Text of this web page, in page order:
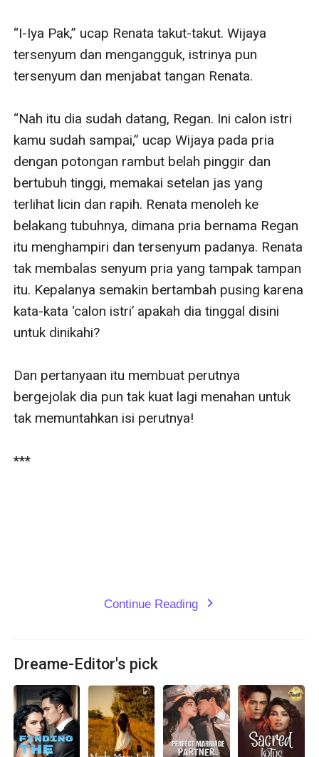
“I-Iya Pak,” ucap Renata takut-takut. Wijaya
tersenyum dan mengangguk, istrinya pun
tersenyum dan menjabat tangan Renata.
“Nah itu dia sudah datang, Regan. Ini calon istri
kamu sudah sampai,” ucap Wijaya pada pria
dengan potongan rambut belah pinggir dan
bertubuh tinggi, memakai setelan jas yang
terlihat licin dan rapih. Renata menoleh ke
belakang tubuhnya, dimana pria bernama Regan
itu menghampiri dan tersenyum padanya. Renata
tak membalas senyum pria yang tampak tampan
itu. Kepalanya semakin bertambah pusing karena
kata-kata ‘calon istri’ apakah dia tinggal disini
untuk dinikahi?
Dan pertanyaan itu membuat perutnya
bergejolak dia pun tak kuat lagi menahan untuk
tak memuntahkan isi perutnya!
***
Continue Reading expand_more
Dreame-Editor's pick